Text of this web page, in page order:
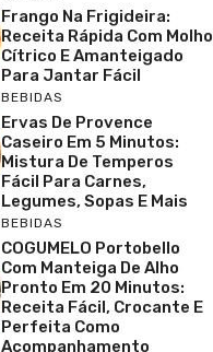
Frango Na Frigideira:
Receita Rápida Com Molho
Cítrico E Amanteigado
Para Jantar Fácil
BEBIDAS
Ervas De Provence
Caseiro Em 5 Minutos:
Mistura De Temperos
Fácil Para Carnes,
Legumes, Sopas E Mais
BEBIDAS
COGUMELO Portobello
Com Manteiga De Alho
Pronto Em 20 Minutos:
Receita Fácil, Crocante E
Perfeita Como
Acompanhamento